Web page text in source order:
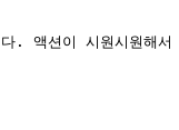
. 액션이 시원시원해